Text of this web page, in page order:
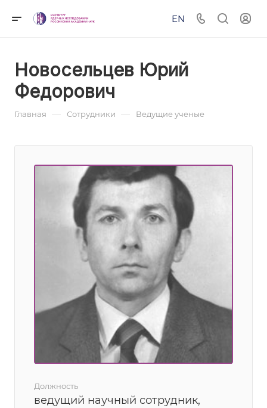
EN
Новосельцев Юрий
Федорович
Главная — Сотрудники — Ведущие ученые
Должность
ведущий научный сотрудник,